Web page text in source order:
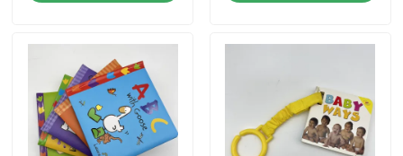
Печать столовых книг
Печать карт таро